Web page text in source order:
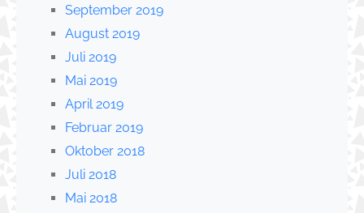
September 2019
August 2019
Juli 2019
Mai 2019
April 2019
Februar 2019
Oktober 2018
Juli 2018
Mai 2018